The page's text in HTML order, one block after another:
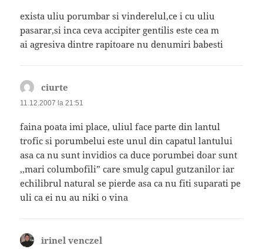
exista uliu porumbar si vinderelul,ce i cu uliu
pasarar,si inca ceva accipiter gentilis este cea m
ai agresiva dintre rapitoare nu denumiri babesti
ciurte
11.12.2007 la 21:51
faina poata imi place, uliul face parte din lantul
trofic si porumbelui este unul din capatul lantului
asa ca nu sunt invidios ca duce porumbei doar sunt
,,mari columbofili” care smulg capul gutzanilor iar
echilibrul natural se pierde asa ca nu fiti suparati pe
uli ca ei nu au niki o vina
irinel venczel